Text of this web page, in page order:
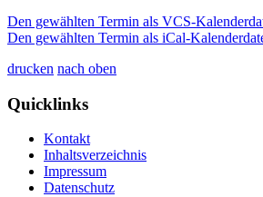
Den gewählten Termin als VCS-
Den gewählten Termin als iCal-
drucken nach oben
Quicklinks
Kontakt
Inhaltsverzeichnis
Impressum
Datenschutz